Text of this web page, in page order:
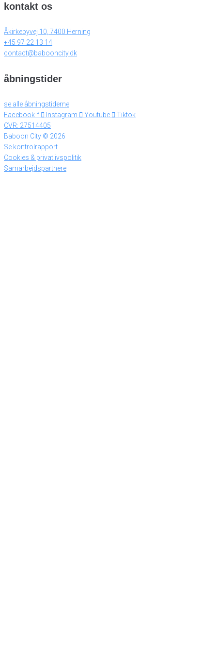
kontakt os
Åkirkebyvej 10, 7400 Herning
+45 97 22 13 14
contact@babooncity.dk
åbningstider
se alle åbningstiderne
Facebook-f
Instagram Youtube
Tiktok
CVR: 27514405
Baboon City © 2026
Se kontrolrapport
Cookies & privatlivspolitik
Samarbejdspartnere